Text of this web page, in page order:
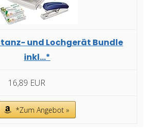
und Lochgerät Bundle
inkl...*
16,89 EUR
*Zum Angebot »